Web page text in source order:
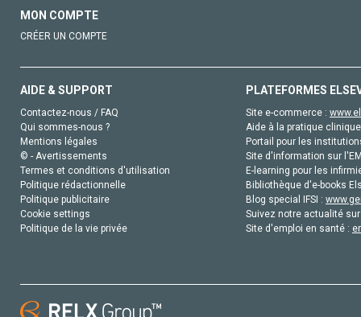
MON COMPTE
CRÉER UN COMPTE
AIDE & SUPPORT
Contactez-nous / FAQ
Qui sommes-nous ?
Mentions légales
© - Avertissements
Termes et conditions d'utilisation
Politique rédactionnelle
Politique publicitaire
Cookie settings
Politique de la vie privée
PLATEFORMES
Site e-commerce :
Aide à la pratique
Portail pour les
Site d'information sur
E-learning pour les
Bibliothèque d'e-books
Blog special IFSI :
Suivez notre actualité
Site d'emploi en santé :